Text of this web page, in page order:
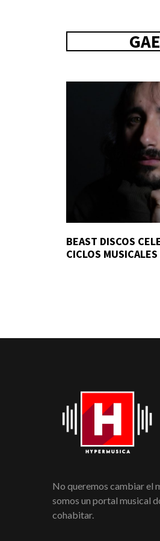
BEAST DISCOS
CICLOS
No queremos cambiar el
somos un portal musical
cohabitar.